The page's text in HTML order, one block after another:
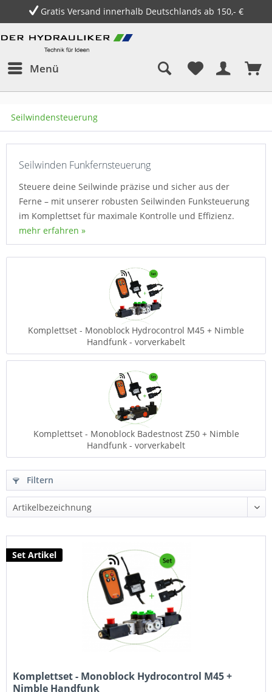
Gratis Versand innerhalb Deutschlands ab 150,- €
Menü
Seilwindensteuerung
Seilwinden Funkfernsteuerung
Steuere deine Seilwinde präzise und sicher aus der
Ferne – mit unserer robusten Seilwinden Funksteuerung
im Komplettset für maximale Kontrolle und Effizienz.
mehr erfahren »
Komplettset - Monoblock Hydrocontrol M45 + Nimble
Handfunk - vorverkabelt
Komplettset - Monoblock Badestnost Z50 + Nimble
Handfunk - vorverkabelt
Filtern
Set Artikel
Komplettset - Monoblock Hydrocontrol M45 +
Nimble Handfunk